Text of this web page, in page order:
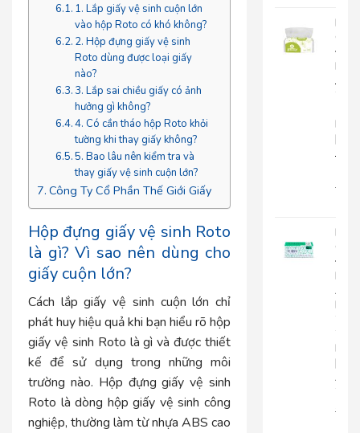
1. Lắp giấy vệ sinh cuộn lớn
vào hộp Roto có khó không?
2. Hộp đựng giấy vệ sinh
Roto dùng được loại giấy
nào?
3. Lắp sai chiều giấy có ảnh
hưởng gì không?
4. Có cần tháo hộp Roto khỏi
tường khi thay giấy không?
5. Bao lâu nên kiểm tra và
thay giấy vệ sinh cuộn lớn?
Công Ty Cổ Phần Thế Giới Giấy
Hộp đựng giấy vệ sinh Roto
là gì? Vì sao nên dùng cho
giấy cuộn lớn?
Cách lắp giấy vệ sinh cuộn lớn chỉ
phát huy hiệu quả khi bạn hiểu rõ hộp
giấy vệ sinh Roto là gì và được thiết
kế để sử dụng trong những môi
trường nào. Hộp đựng giấy vệ sinh
Roto là dòng hộp giấy vệ sinh công
nghiệp, thường làm từ nhựa ABS cao
Khăn
Giấy
Đa
20-
Lớp
|
Khăn
Giấy
Đa
An
20-
2
Lớp
|
2